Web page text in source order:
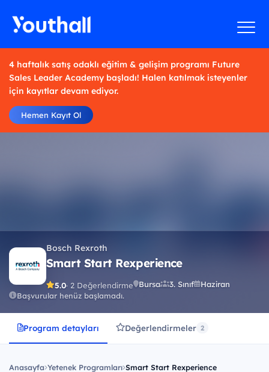
4 haftalık satış odaklı eğitim & gelişim programı Future
Sales Leader Academy başladı! Halen katılmak isteyenler
için kayıtlar devam ediyor.
Hemen Kayıt Ol
Bosch Rexroth
Smart Start Rexperience
5.0· 2 Değerlendirme Bursa 3. Sınıf
Haziran
Başvurular henüz başlamadı.
Program detayları Değerlendirmeler 2
Anasayfa Yetenek Programları Smart Start Rexperience